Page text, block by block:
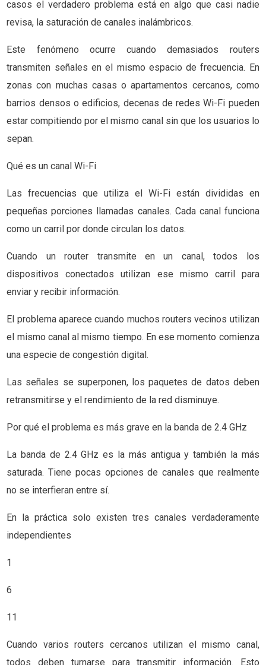
casos el verdadero problema está en algo que casi nadie
revisa, la saturación de canales inalámbricos.
Este fenómeno ocurre cuando demasiados routers
transmiten señales en el mismo espacio de frecuencia. En
zonas con muchas casas o apartamentos cercanos, como
barrios densos o edificios, decenas de redes Wi-Fi pueden
estar compitiendo por el mismo canal sin que los usuarios lo
sepan.
Qué es un canal Wi-Fi
Las frecuencias que utiliza el Wi-Fi están divididas en
pequeñas porciones llamadas canales. Cada canal funciona
como un carril por donde circulan los datos.
Cuando un router transmite en un canal, todos los
dispositivos conectados utilizan ese mismo carril para
enviar y recibir información.
El problema aparece cuando muchos routers vecinos utilizan
el mismo canal al mismo tiempo. En ese momento comienza
una especie de congestión digital.
Las señales se superponen, los paquetes de datos deben
retransmitirse y el rendimiento de la red disminuye.
Por qué el problema es más grave en la banda de 2.4 GHz
La banda de 2.4 GHz es la más antigua y también la más
saturada. Tiene pocas opciones de canales que realmente
no se interfieran entre sí.
En la práctica solo existen tres canales verdaderamente
independientes
1
6
11
Cuando varios routers cercanos utilizan el mismo canal,
todos deben turnarse para transmitir información. Esto